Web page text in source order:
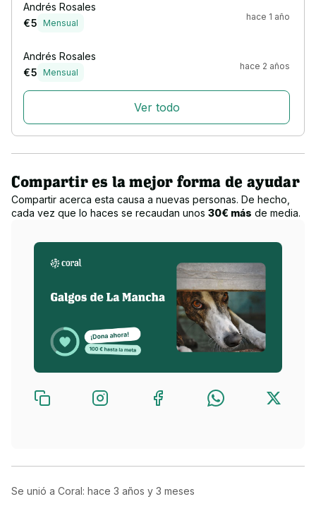
Andrés Rosales
€ 5 Mensual
hace 1 año
Andrés Rosales
€ 5 Mensual
hace 2 años
Ver todo
Compartir es la mejor forma de ayudar
Compartir acerca esta causa a nuevas personas. De hecho,
cada vez que lo haces se recaudan unos 30€ más de media.
Se unió a Coral: hace 3 años y 3 meses